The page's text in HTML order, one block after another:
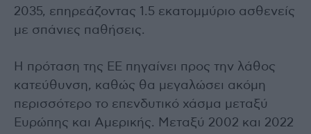
2035, επηρεάζοντας 1.5 εκατομμύριο ασθενείς
με σπάνιες παθήσεις.
Η πρόταση της ΕΕ πηγαίνει προς την λάθος
κατεύθυνση, καθώς θα μεγαλώσει ακόμη
περισσότερο το επενδυτικό χάσμα μεταξύ
Ευρώπης και Αμερικής. Μεταξύ 2002 και 2022